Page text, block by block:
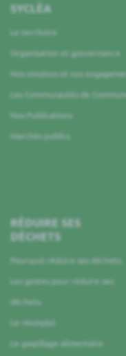
SYCLÉA
Le territoire
Organisation et gouvernance
Nos missions et nos
Les Communautés de
Nos Publications
Marchés publics
RÉDUIRE SES
DÉCHETS
Pourquoi réduire ses déchets
Les gestes pour réduire ses
déchets
Le réemploi
Le gaspillage alimentaire